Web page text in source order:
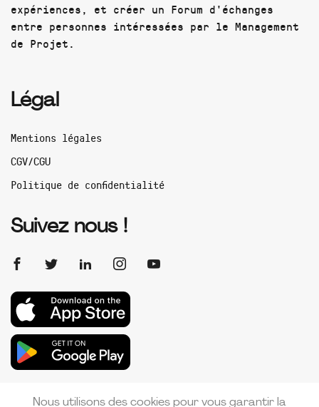
expériences, et créer un Forum d'échanges
entre personnes intéressées par le Management
de Projet.
Légal
Mentions légales
CGV/CGU
Politique de confidentialité
Suivez nous !
Nous utilisons des cookies pour vous garantir la